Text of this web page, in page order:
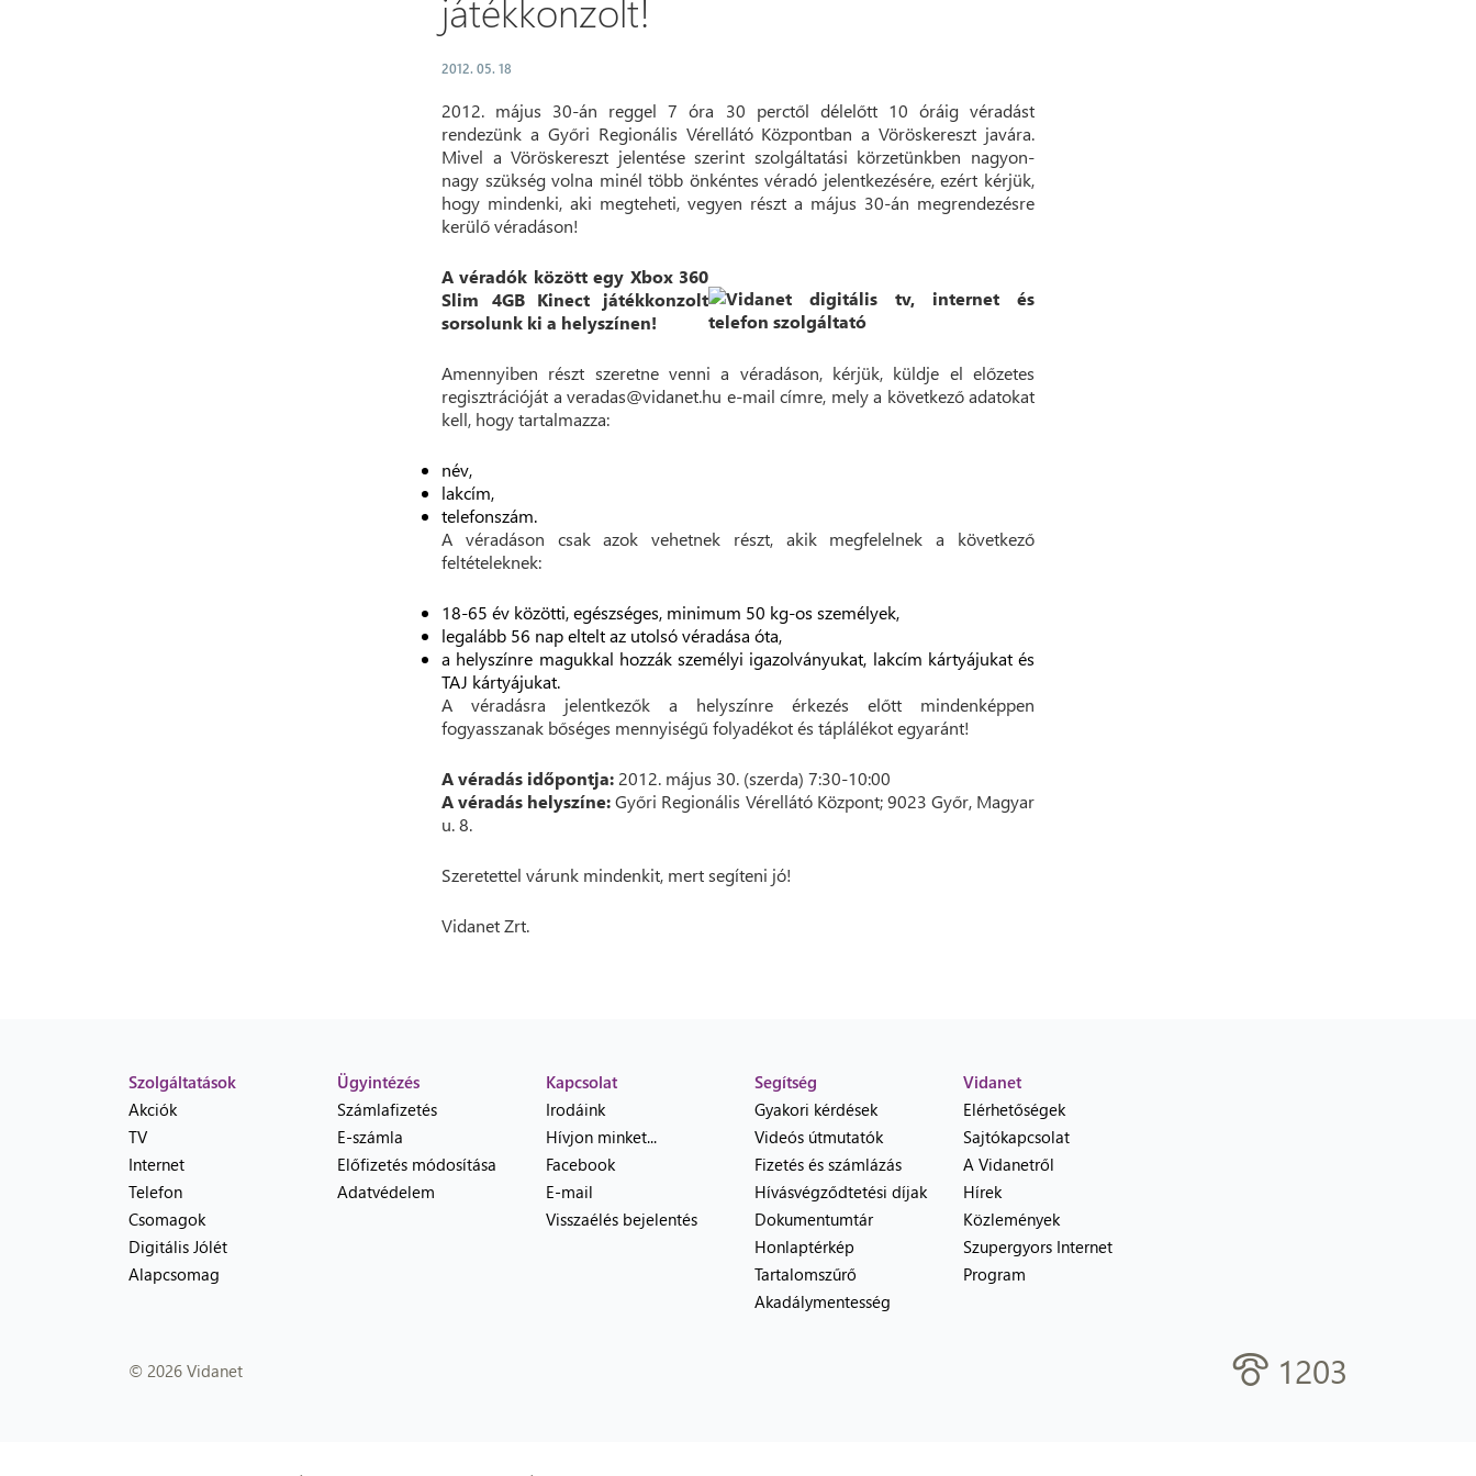
játékkonzolt!
2012. 05. 18
2012. május 30-án reggel 7 óra 30 perctől délelőtt 10 óráig véradást
rendezünk a Győri Regionális Vérellátó Központban a Vöröskereszt javára.
Mivel a Vöröskereszt jelentése szerint szolgáltatási körzetünkben nagyon-
nagy szükség volna minél több önkéntes véradó jelentkezésére, ezért kérjük,
hogy mindenki, aki megteheti, vegyen részt a május 30-án megrendezésre
kerülő véradáson!
A véradók között egy Xbox 360
Slim 4GB Kinect játékkonzolt
sorsolunk ki a helyszínen!
Amennyiben részt szeretne venni a véradáson, kérjük, küldje el előzetes
regisztrációját a veradas@vidanet.hu e-mail címre, mely a következő adatokat
kell, hogy tartalmazza:
név,
lakcím,
telefonszám.
A véradáson csak azok vehetnek részt, akik megfelelnek a következő
feltételeknek:
18-65 év közötti, egészséges, minimum 50 kg-os személyek,
legalább 56 nap eltelt az utolsó véradása óta,
a helyszínre magukkal hozzák személyi igazolványukat, lakcím kártyájukat és
TAJ kártyájukat.
A véradásra jelentkezők a helyszínre érkezés előtt mindenképpen
fogyasszanak bőséges mennyiségű folyadékot és táplálékot egyaránt!
A véradás időpontja: 2012. május 30. (szerda) 7:30-10:00
A véradás helyszíne:Győri Regionális Vérellátó Központ; 9023 Győr, Magyar
u. 8.
Szeretettel várunk mindenkit, mert segíteni jó!
Vidanet Zrt.
Szolgáltatások
Akciók
TV
Internet
Telefon
Csomagok
Digitális Jólét
Alapcsomag
Ügyintézés
Számlafizetés
E-számla
Előfizetés módosítása
Adatvédelem
Kapcsolat
Irodáink
Hívjon minket...
Facebook
E-mail
Visszaélés bejelentés
Segítség
Gyakori kérdések
Videós útmutatók
Fizetés és számlázás
Hívásvégződtetési díjak
Dokumentumtár
Honlaptérkép
Tartalomszűrő
Akadálymentesség
Vidanet
Elérhetőségek
Sajtókapcsolat
A Vidanetről
Hírek
Közlemények
Szupergyors Internet
Program
© 2026 Vidanet 1203